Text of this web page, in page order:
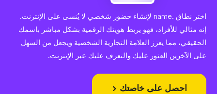
اختر نطاق .name لإنشاء حضور شخصي لا يُنسى على الإنترنت.
إنه مثالي للأفراد، فهو يربط هويتك الرقمية بشكل مباشر باسمك
الحقيقي، مما يعزز العلامة التجارية الشخصية ويجعل من السهل
على الآخرين العثور عليك والتعرف عليك عبر الإنترنت.
احصل على خاصتك